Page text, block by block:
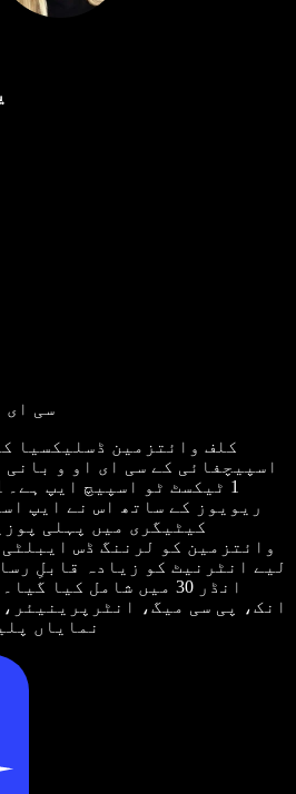
سی ای
کلف وائتزمین ڈسلیکسیا
اسپیچفائی کے سی ای او و بانی
ریویوز کے ساتھ اس نے ایپ
وائتزمین کو لرننگ ڈس
انڈر 30 میں شامل کیا
انک، پی سی میگ،
نمایاں